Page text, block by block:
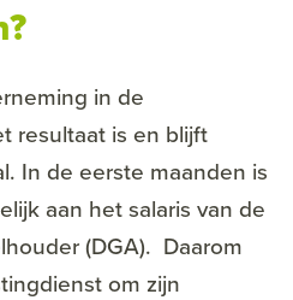
in de
resultaat is en blijft
In de eerste maanden is
aan het salaris van de
(DGA). Daarom
om zijn